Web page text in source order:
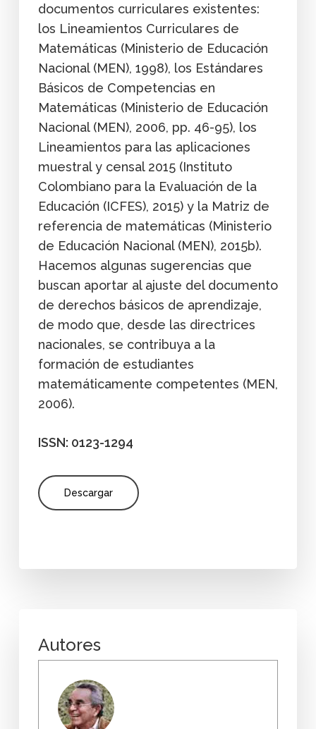
documentos curriculares existentes:
los Lineamientos Curriculares de
Matemáticas (Ministerio de Educación
Nacional (MEN), 1998), los Estándares
Básicos de Competencias en
Matemáticas (Ministerio de Educación
Nacional (MEN), 2006, pp. 46-95), los
Lineamientos para las aplicaciones
muestral y censal 2015 (Instituto
Colombiano para la Evaluación de la
Educación (ICFES), 2015) y la Matriz de
referencia de matemáticas (Ministerio
de Educación Nacional (MEN), 2015b).
Hacemos algunas sugerencias que
buscan aportar al ajuste del documento
de derechos básicos de aprendizaje,
de modo que, desde las directrices
nacionales, se contribuya a la
formación de estudiantes
matemáticamente competentes (MEN,
2006).
ISSN: 0123-1294
Descargar
Autores